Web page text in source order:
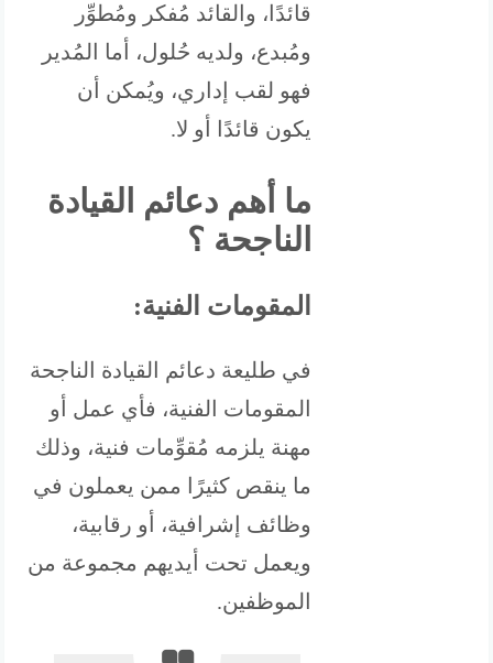
قائدًا، والقائد مُفكر ومُطوِّر
ومُبدع، ولديه حُلول، أما المُدير
فهو لقب إداري، ويُمكن أن
يكون قائدًا أو لا.
ما أهم دعائم القيادة
الناجحة ؟
المقومات الفنية:
في طليعة دعائم القيادة الناجحة
المقومات الفنية، فأي عمل أو
مهنة يلزمه مُقوِّمات فنية، وذلك
ما ينقص كثيرًا ممن يعملون في
وظائف إشرافية، أو رقابية،
ويعمل تحت أيديهم مجموعة من
الموظفين.